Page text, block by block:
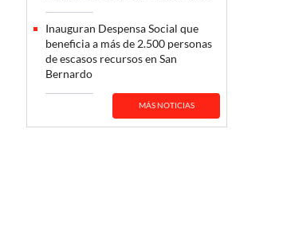
Inauguran Despensa Social que
beneficia a más de 2.500 personas
de escasos recursos en San
Bernardo
MÁS NOTICIAS